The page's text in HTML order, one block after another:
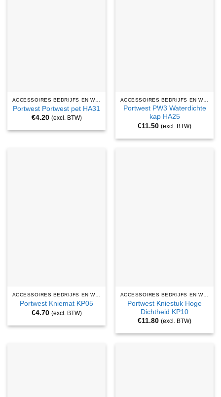
ACCESSOIRES BEDRIJFS EN WERKKLEDING
Portwest Portwest pet HA31
€4.20 (excl. BTW)
ACCESSOIRES BEDRIJFS EN WERKKLEDING
Portwest PW3 Waterdichte
kap HA25
€11.50 (excl. BTW)
ACCESSOIRES BEDRIJFS EN WERKKLEDING
Portwest Kniemat KP05
€4.70 (excl. BTW)
ACCESSOIRES BEDRIJFS EN WERKKLEDING
Portwest Kniestuk Hoge
Dichtheid KP10
€11.80 (excl. BTW)